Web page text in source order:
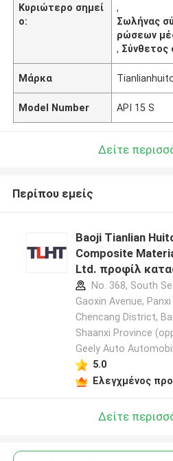
Κυριώτερο σημεί
ο:
,
Σωλήνας
ρώσεων
, Σύνθετος
Μάρκα
Model Number API 15 S
Δείτε
Περίπου εμείς
Baoji Tianlian
Composite
Ltd. προφίλ
No. 368, South
Gaoxin Avenue,
Chencang District,
Shaanxi Province
Geely Auto
5.0
Ελεγχμένος
Δείτε